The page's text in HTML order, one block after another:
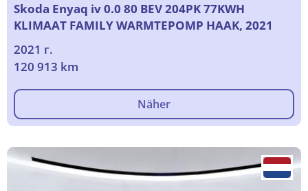
Skoda Enyaq iv 0.0 80 BEV 204PK 77KWH
KLIMAAT FAMILY WARMTEPOMP HAAK, 2021
2021 г.
120 913 km
Näher